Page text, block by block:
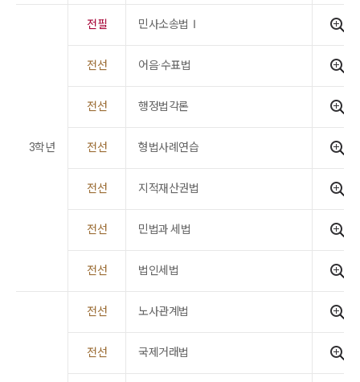
3학년
전필 민사소송법Ⅰ
전선 어음·수표법
전선 행정법각론
전선 형법사례연습
전선 지적재산권법
전선 민법과 세법
전선 법인세법
전선 노사관계법
전선 국제거래법